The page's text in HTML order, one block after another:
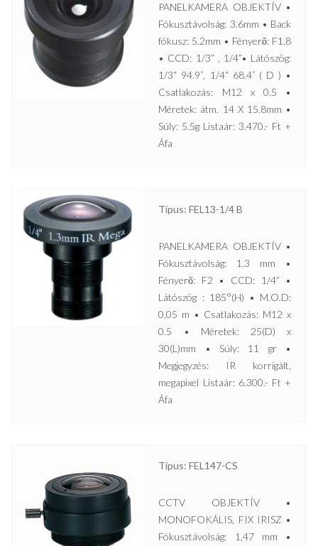
PANELKAMERA OBJEKTÍV •
Fókusztávolság: 3.6mm • Back
fókusz: 5.2mm • Fényerő: F1.8
• CCD: 1/3” , 1/4”• Látószög:
1/3“ 94.9˚, 1/4“ 68.4˚ ( D ) •
Csatlakozás: M12 x 0.5 •
Méretek: átm. 14 X 15.8mm •
Súly: 5.5g Listaár: 3.470.- Ft +
Áfa
Típus: FEL13-1/4 B
PANELKAMERA OBJEKTÍV •
Fókusztávolság: 1,3 mm •
Fényerő: F2 • CCD: 1/4” •
Látószög : 185°(H) • M.O.D:
0,05 m • Csatlakozás: M12 x
0.5 • Méretek: 25(D) x
30(L)mm • Súly: 11 gr •
Megjegyzés: IR korrigált,
megapixel Listaár: 6.300.- Ft +
Áfa
Típus: FEL147-CS
CCTV OBJEKTÍV •
MONOFOKÁLIS, FIX IRISZ •
Fókusztávolság: 1,47 mm •